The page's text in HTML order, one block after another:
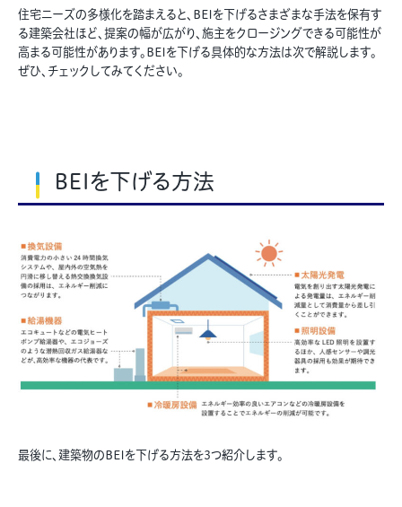
住宅ニーズの多様化を踏まえると、BEIを下げるさまざまな手法を保有す
る建築会社ほど、提案の幅が広がり、施主をクロージングできる可能性が
高まる可能性があります。BEIを下げる具体的な方法は次で解説します。
ぜひ、チェックしてみてください。
BEIを下げる方法
最後に、建築物のBEIを下げる方法を3つ紹介します。